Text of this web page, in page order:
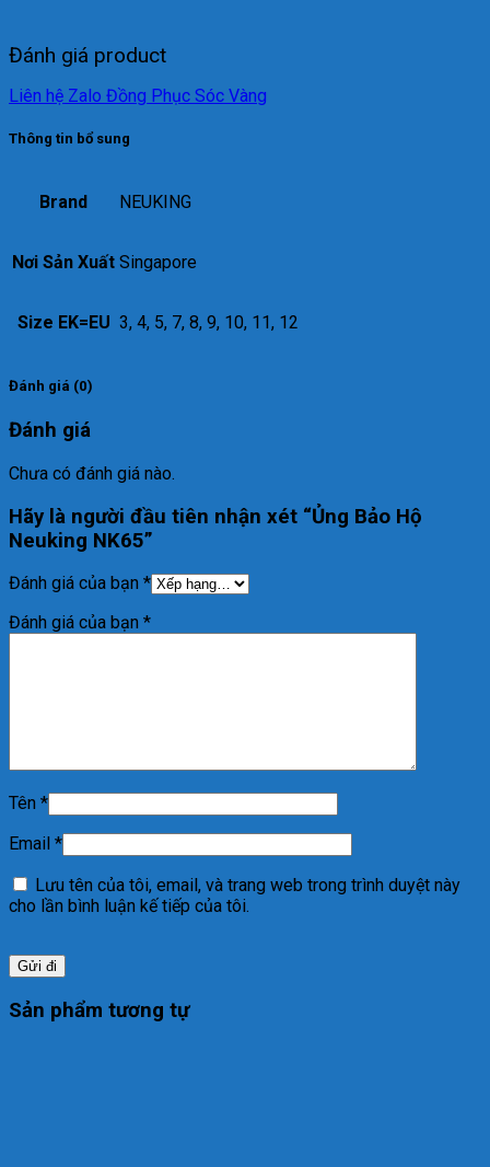
Đánh giá product
Liên hệ Zalo Đồng Phục Sóc Vàng
Thông tin bổ sung
Brand NEUKING
Nơi Sản Xuất Singapore
Size EK=EU 3, 4, 5, 7, 8, 9, 10, 11, 12
Đánh giá (0)
Đánh giá
Chưa có đánh giá nào.
Hãy là người đầu tiên nhận xét “Ủng Bảo Hộ
Neuking NK65”
Đánh giá của bạn *
Đánh giá của bạn *
Tên *
Email *
Lưu tên của tôi, email, và trang web trong trình duyệt này
cho lần bình luận kế tiếp của tôi.
Sản phẩm tương tự